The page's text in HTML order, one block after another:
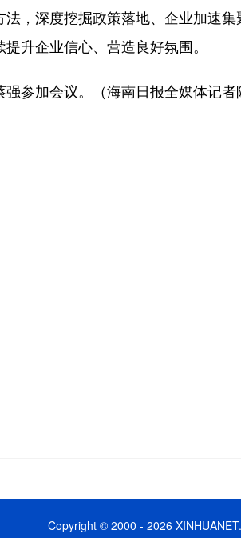
，深度挖掘政策落地、企业加速集
升企业信心、营造良好氛围。
加会议。（海南日报全媒体记者
Copyright © 2000 - 2026